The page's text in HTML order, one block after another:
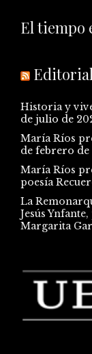
El tiempo
Historia y
de julio de
María Ríos
de febrero de
María Ríos
poesía
La
Jesús
Margarita